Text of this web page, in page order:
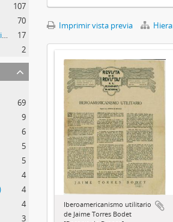
107
70
Alianza Popular Revolucionaria Americana-APRA (Colección)
17
2
69
9
6
5
5
4
4
4
3
Imprimir vista previa
Iberoamericanismo utilitario
de Jaime Torres Bodet